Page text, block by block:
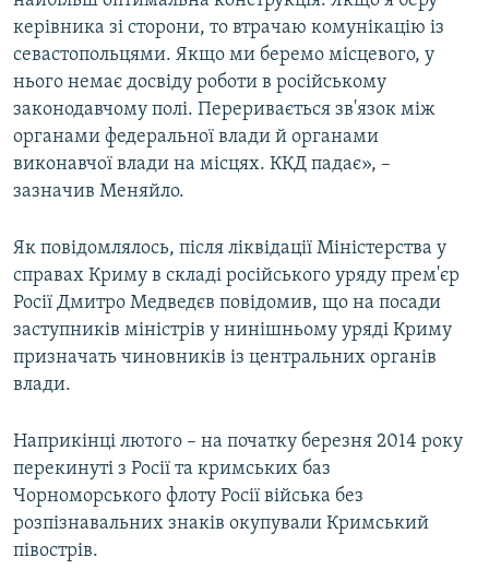
керівника зі сторони, то втрачаю комунікацію із
севастопольцями. Якщо ми беремо місцевого, у
нього немає досвіду роботи в російському
законодавчому полі. Переривається зв'язок між
органами федеральної влади й органами
виконавчої влади на місцях. ККД падає», –
зазначив Меняйло.
Як повідомлялось, після ліквідації Міністерства у
справах Криму в складі російського уряду прем'єр
Росії Дмитро Медведєв повідомив, що на посади
заступників міністрів у нинішньому уряді Криму
призначать чиновників із центральних органів
влади.
Наприкінці лютого – на початку березня 2014 року
перекинуті з Росії та кримських баз
Чорноморського флоту Росії війська без
розпізнавальних знаків окупували Кримський
півострів.